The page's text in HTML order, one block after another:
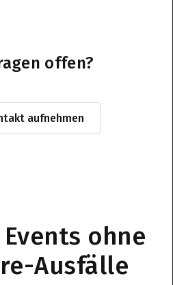
offen?
aufnehmen
ohne
Ausfälle